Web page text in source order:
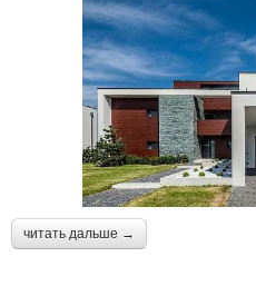
читать дальше →